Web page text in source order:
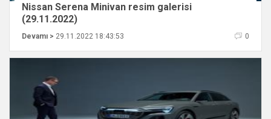
Nissan Serena Minivan resim galerisi
(29.11.2022)
Devamı > 29.11.2022 18:43:53 0